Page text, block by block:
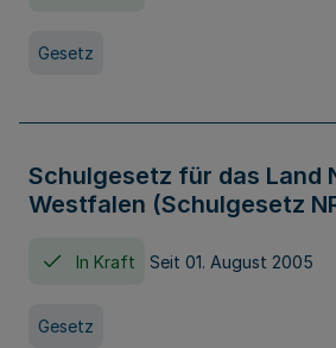
Gesetz
Schulgesetz für das Land
Westfalen (Schulgesetz
In Kraft Seit 01. August 2005
Gesetz